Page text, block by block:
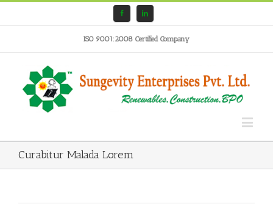
ISO 9001:2008 Certified Company
Curabitur Malada Lorem